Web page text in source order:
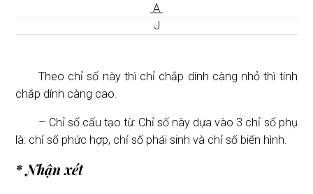
A
J
Theo chỉ số này thì chỉ chắp dính càng nhỏ thì tính
chắp dính càng cao.
– Chỉ số cấu tạo từ: Chỉ số này dựa vào 3 chỉ số phụ
là: chỉ số phức hợp, chỉ số phái sinh và chỉ số biến hình.
* Nhận xét